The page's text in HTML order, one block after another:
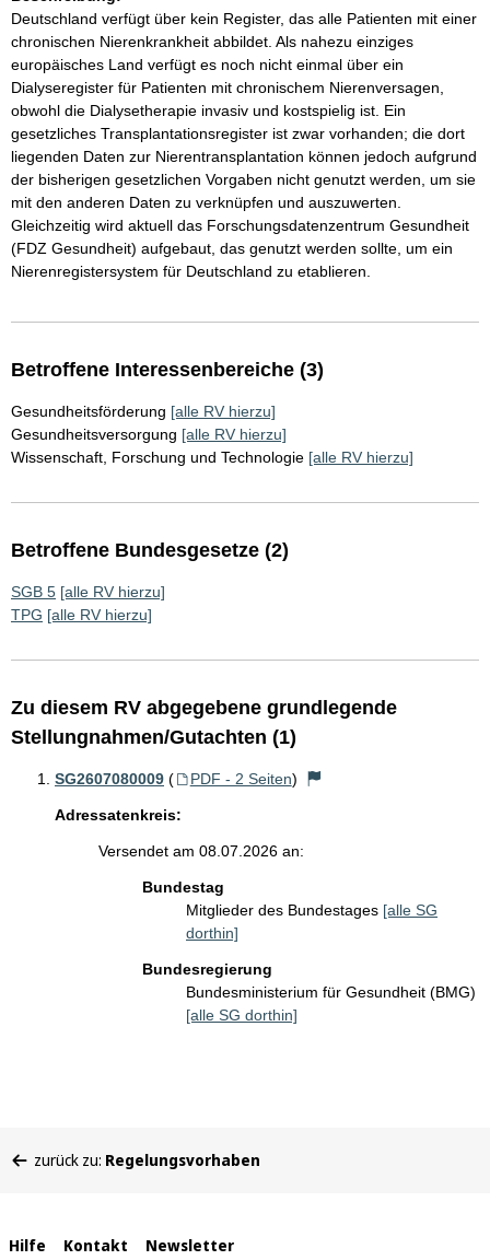
Deutschland verfügt über kein Register, das alle Patienten mit einer
chronischen Nierenkrankheit abbildet. Als nahezu einziges
europäisches Land verfügt es noch nicht einmal über ein
Dialyseregister für Patienten mit chronischem Nierenversagen,
obwohl die Dialysetherapie invasiv und kostspielig ist. Ein
gesetzliches Transplantationsregister ist zwar vorhanden; die dort
liegenden Daten zur Nierentransplantation können jedoch aufgrund
der bisherigen gesetzlichen Vorgaben nicht genutzt werden, um sie
mit den anderen Daten zu verknüpfen und auszuwerten.
Gleichzeitig wird aktuell das Forschungsdatenzentrum Gesundheit
(FDZ Gesundheit) aufgebaut, das genutzt werden sollte, um ein
Nierenregistersystem für Deutschland zu etablieren.
Betroffene Interessenbereiche (3)
Gesundheitsförderung [alle RV hierzu]
Gesundheitsversorgung [alle RV hierzu]
Wissenschaft, Forschung und Technologie [alle RV hierzu]
Betroffene Bundesgesetze (2)
SGB 5 [alle RV hierzu]
TPG [alle RV hierzu]
Zu diesem RV abgegebene grundlegende
Stellungnahmen/Gutachten (1)
SG2607080009 ( PDF - 2 Seiten)
Adressatenkreis:
Versendet am 08.07.2026 an:
Bundestag
Mitglieder des Bundestages [alle SG
dorthin]
Bundesregierung
Bundesministerium für Gesundheit (BMG)
[alle SG dorthin]
befinden
zurück zu: Regelungsvorhaben
Interne
Hilfe Kontakt Newsletter